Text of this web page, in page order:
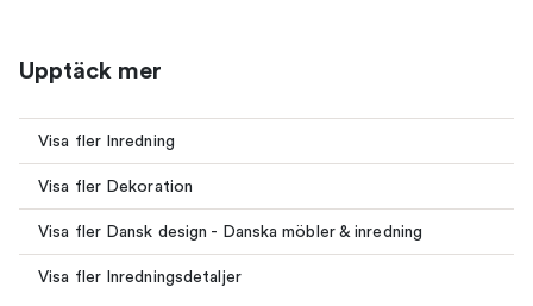
Upptäck mer
Visa fler Inredning
Visa fler Dekoration
Visa fler Dansk design - Danska möbler & inredning
Visa fler Inredningsdetaljer